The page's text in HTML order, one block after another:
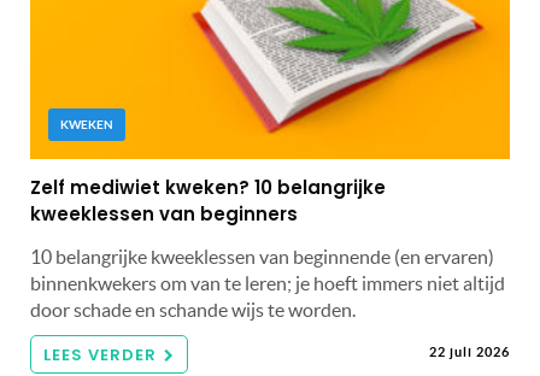
KWEKEN
Zelf mediwiet kweken? 10 belangrijke
kweeklessen van beginners
10 belangrijke kweeklessen van beginnende (en ervaren)
binnenkwekers om van te leren; je hoeft immers niet altijd
door schade en schande wijs te worden.
LEES VERDER 22 juli 2026